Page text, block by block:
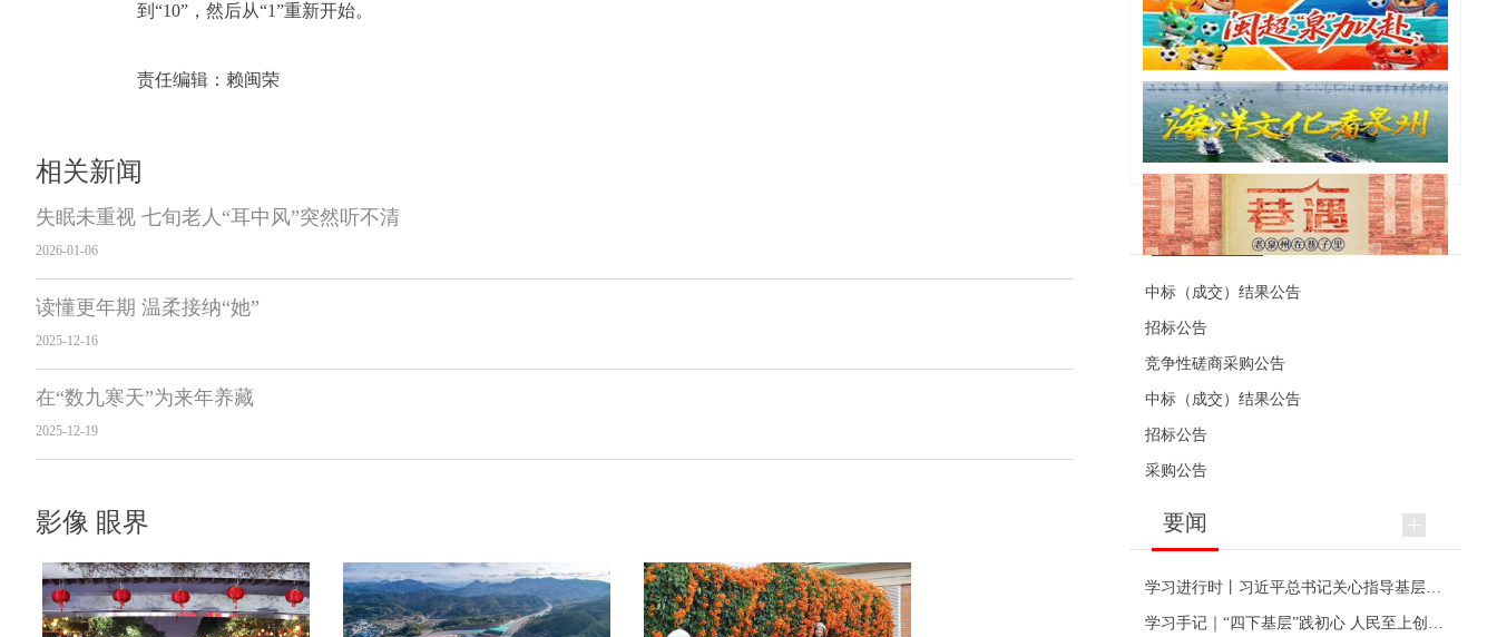
到“10”，然后从“1”重新开始。
责任编辑： 赖闽荣
相关新闻
失眠未重视 七旬老人“耳中风”突然听不清
2026-01-06
读懂更年期 温柔接纳“她”
2025-12-16
在“数九寒天”为来年养藏
2025-12-19
影像 眼界
便民资讯
中标（成交）结果公告
招标公告
竞争性磋商采购公告
中标（成交）结果公告
招标公告
采购公告
要闻